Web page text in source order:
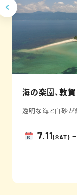
海の楽園、敦賀
透明な海と白砂
7.11(SAT)